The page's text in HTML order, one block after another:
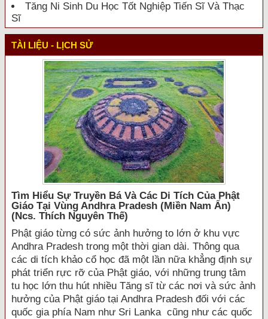
Tăng Ni Sinh Du Học Tốt Nghiệp Tiến Sĩ Và Thạc
Sĩ
TÀI LIỆU - LỊCH SỬ
Tìm Hiểu Sự Truyền Bá Và Các Di Tích Của Phật
Giáo Tại Vùng Andhra Pradesh (miền Nam Ấn)
(ncs. Thích Nguyên Thế)
Phật giáo từng có sức ảnh hưởng to lớn ở khu vực
Andhra Pradesh trong một thời gian dài. Thông qua
các di tích khảo cổ học đã một lần nữa khẳng định sự
phát triển rực rỡ của Phật giáo, với những trung tâm
tu học lớn thu hút nhiều Tăng sĩ từ các nơi và sức ảnh
hưởng của Phật giáo tại Andhra Pradesh đối với các
quốc gia phía Nam như Sri Lanka cũng như các quốc